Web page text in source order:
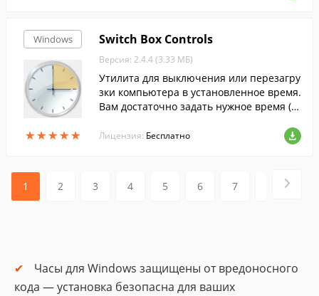
Windows
★★★★★
★★★★★
Switch Box Controls
Версия: 2.4.4 (3.33 МБ)
Утилита для выключения или перезагру
зки компьютера в установленное время.
Вам достаточно задать нужное время (д
ствие и запустить программу.
Лицензия: Бесплатно
1 2 3 4 5 6 7
Часы для Windows защищены от вредоносного
кода — установка безопасна для ваших